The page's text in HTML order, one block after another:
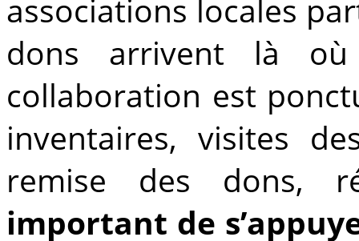
associations locales
dons arrivent là
collaboration est
inventaires, visites
remise des dons,
important de